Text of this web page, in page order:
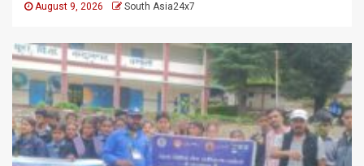
August 9, 2026 South Asia24x7